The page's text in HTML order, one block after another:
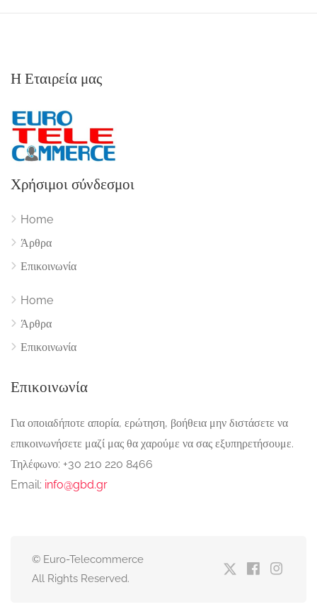
Η Εταιρεία μας
Χρήσιμοι σύνδεσμοι
Home
Άρθρα
Επικοινωνία
Home
Άρθρα
Επικοινωνία
Επικοινωνία
Για οποιαδήποτε απορία, ερώτηση, βοήθεια μην διστάσετε να
επικοινωνήσετε μαζί μας θα χαρούμε να σας εξυπηρετήσουμε.
Τηλέφωνο: +30 210 220 8466
Email: info@gbd.gr
© Euro-Telecommerce
All Rights Reserved.